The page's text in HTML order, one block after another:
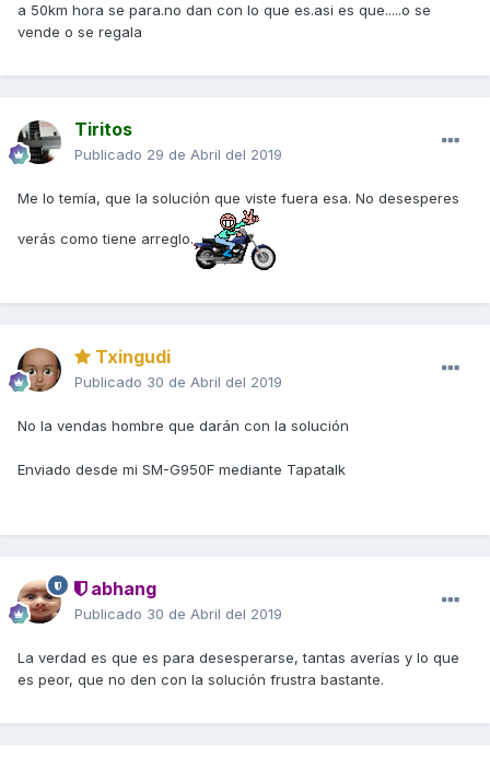
a 50km hora se para.no dan con lo que es.asi es que.....o se
vende o se regala
Tiritos
Publicado 29 de Abril del 2019
Me lo temía, que la solución que viste fuera esa. No desesperes
verás como tiene arreglo.
Txingudi
Publicado 30 de Abril del 2019
No la vendas hombre que darán con la solución
Enviado desde mi SM-G950F mediante Tapatalk
abhang
Publicado 30 de Abril del 2019
La verdad es que es para desesperarse, tantas averías y lo que
es peor, que no den con la solución frustra bastante.